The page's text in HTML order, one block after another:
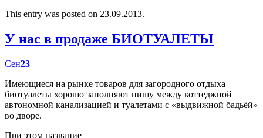
This entry was posted on 23.09.2013.
У нас в продаже БИОТУАЛЕТЫ
Сен23
Имеющиеся на рынке товаров для загородного отдыха
биотуалеты хорошо заполняют нишу между коттеджной
автономной канализацией и туалетами с «выдвижной бадьёй»
во дворе.
При этом название